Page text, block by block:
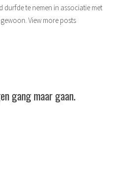
te nemen in associatie met
View more posts
gang maar gaan.